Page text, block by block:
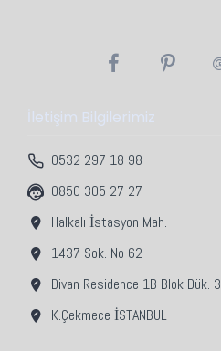
İletişim Bilgilerimiz
0532 297 18 98
0850 305 27 27
Halkalı İstasyon Mah.
1437 Sok. No 62
Divan Residence 1B Blok Dük. 3
K.Çekmece İSTANBUL